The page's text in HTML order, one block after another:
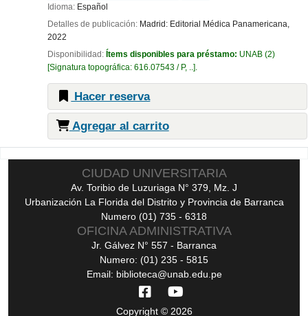
Idioma: Español
Detalles de publicación: Madrid: Editorial Médica Panamericana,
2022
Disponibilidad: Ítems disponibles para préstamo: UNAB(2)
Signatura topográfica: 616.07543 / P, .. .
Hacer reserva
Agregar al carrito
CIUDAD UNIVERSITARIA
Av. Toribio de Luzuriaga N° 379, Mz. J
Urbanización La Florida del Distrito y Provincia de Barranca
Numero (01) 735 - 6318
OFICINA ADMINISTRATIVA
Jr. Gálvez N° 557 - Barranca
Numero: (01) 235 - 5815
Email: biblioteca@unab.edu.pe
Copyright © 2026